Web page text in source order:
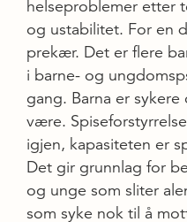
helseproblemer etter
og ustabilitet. For en
prekær. Det er flere
i barne- og
gang. Barna er
være.
igjen, kapasiteten er
Det gir grunnlag for
og unge som sliter
som syke nok til å